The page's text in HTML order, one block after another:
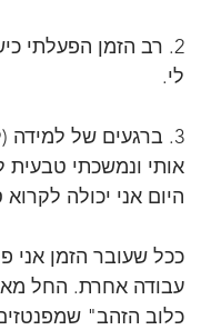
2. רב הזמן הפעלתי
לי.
3. ברגעים של
אותי ונמשכתי
היום אני יכולה
ככל שעובר הזמן אני
עבודה אחרת. החל
כלוב הזהב"